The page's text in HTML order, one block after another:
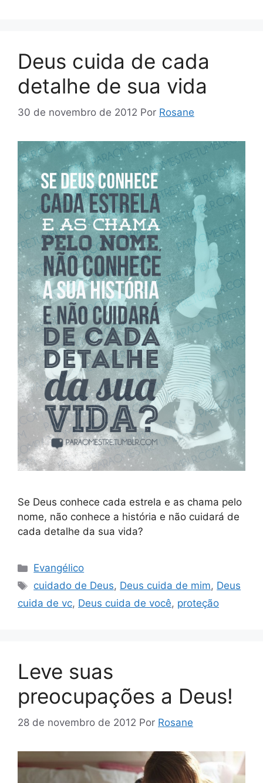
Deus cuida de cada
detalhe de sua vida
30 de novembro de 2012 Por Rosane
Se Deus conhece cada estrela e as chama pelo
nome, não conhece a história e não cuidará de
cada detalhe da sua vida?
Categorias
Evangélico
Tags
cuidado de Deus, Deus cuida de mim, Deus
cuida de vc, Deus cuida de você, proteção
Leve suas
preocupações a Deus!
28 de novembro de 2012 Por Rosane